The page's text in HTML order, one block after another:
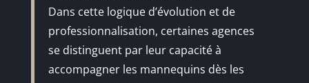
Dans cette logique d’évolution et de
professionnalisation, certaines agences
se distinguent par leur capacité à
accompagner les mannequins dès les